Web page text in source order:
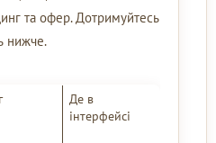
та офер. Дотримуйтесь
нижче.
Де в
інтерфейсі